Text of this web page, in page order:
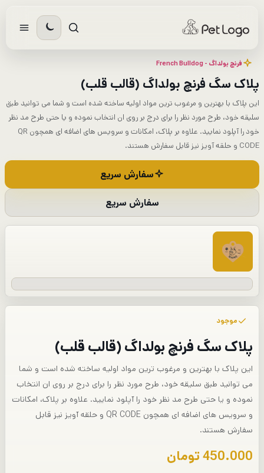
فرنچ بولداگ - French Bulldog​
پلاک سگ فرنچ بولداگ (قالب قلب)
این پلاک با بهترین و مرغوب ترین مواد اولیه ساخته شده است و شما می توانید طبق
سلیقه خود، طرح مورد نظر را برای درج بر روی ان انتخاب نموده و یا حتی طرح مد نظر
خود را آپلود نمایید. علاوه بر پلاک، امکانات و سرویس های اضافه ای همچون QR
CODE و حلقه آویز نیز قابل سفارش هستند.
سفارش سریع
سفارش سریع
موجود
پلاک سگ فرنچ بولداگ (قالب قلب)
این پلاک با بهترین و مرغوب ترین مواد اولیه ساخته شده است و شما
می توانید طبق سلیقه خود، طرح مورد نظر را برای درج بر روی ان انتخاب
نموده و یا حتی طرح مد نظر خود را آپلود نمایید. علاوه بر پلاک، امکانات
و سرویس های اضافه ای همچون QR CODE و حلقه آویز نیز قابل
سفارش هستند.
450.000تومان